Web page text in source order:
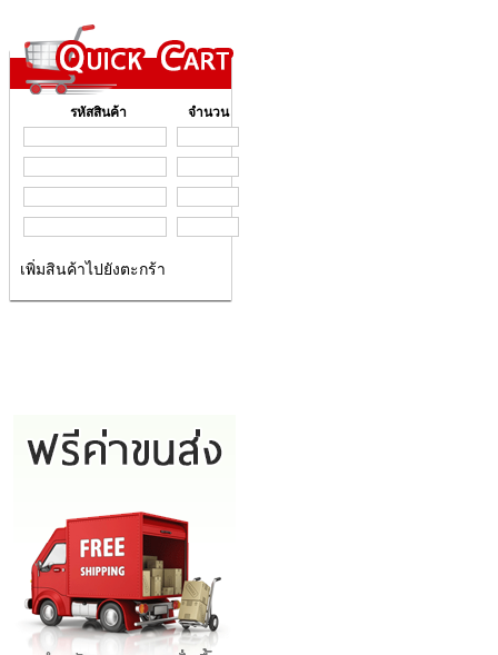
รหัสสินค้า จำนวน
เพิ่มสินค้าไปยังตะกร้า